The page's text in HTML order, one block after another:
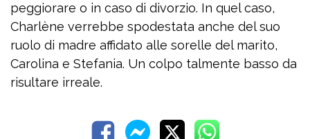
peggiorare o in caso di divorzio. In quel caso,
Charlène verrebbe spodestata anche del suo
ruolo di madre affidato alle sorelle del marito,
Carolina e Stefania. Un colpo talmente basso da
risultare irreale.